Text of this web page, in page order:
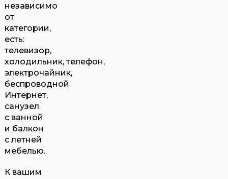
независимо
от
категории,
есть:
телевизор,
холодильник, телефон,
электрочайник,
беспроводной
Интернет,
санузел
с ванной
и балкон
с летней
мебелью.
К вашим